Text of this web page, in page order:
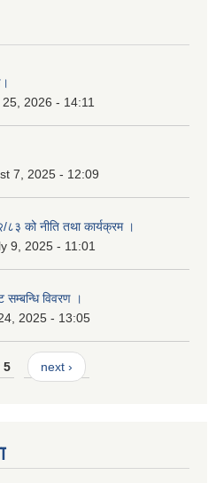
2026 - 14:11
7, 2025 - 12:09
को नीति तथा कार्यक्रम ।
9, 2025 - 11:01
विवरण ।
2025 - 13:05
5 next ›